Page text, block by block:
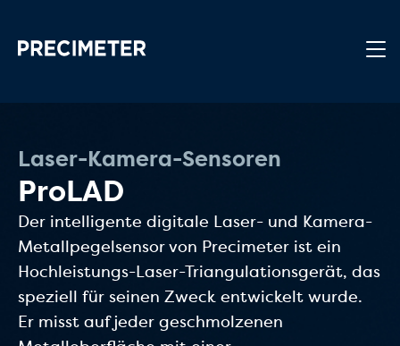
Laser-Kamera-Sensoren
ProLAD
Der intelligente digitale Laser- und Kamera-
Metallpegelsensor von Precimeter ist ein
Hochleistungs-Laser-Triangulationsgerät, das
speziell für seinen Zweck entwickelt wurde.
Er misst auf jeder geschmolzenen